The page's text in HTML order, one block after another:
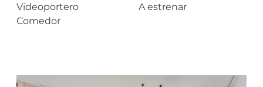
Videoportero
A estrenar
Comedor